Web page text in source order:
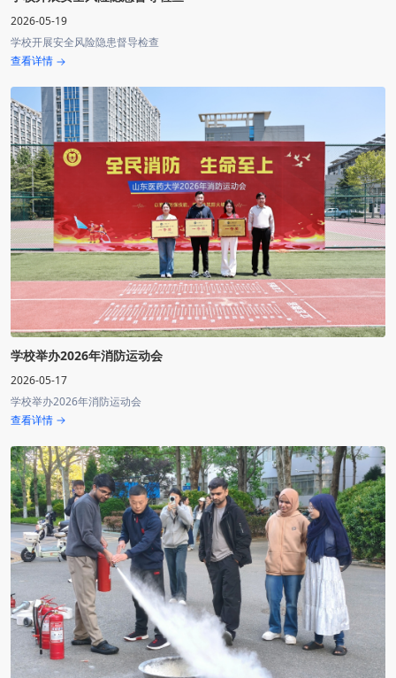
2026-05-19
学校开展安全风险隐患督导检查
查看详情
学校举办2026年消防运动会
2026-05-17
学校举办2026年消防运动会
查看详情